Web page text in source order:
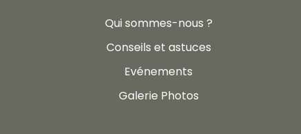
Qui sommes-nous ?
Conseils et astuces
Evénements
Galerie Photos